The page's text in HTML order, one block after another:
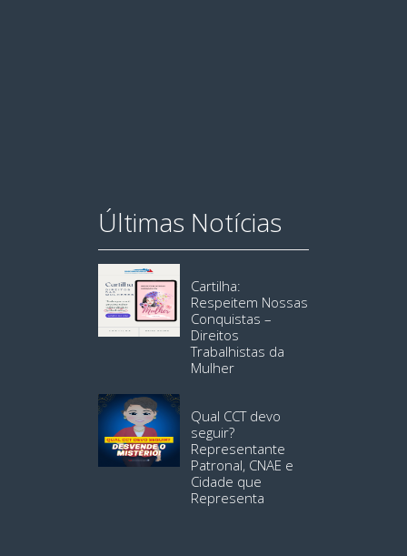
Últimas Notícias
Cartilha:
Respeitem Nossas
Conquistas –
Direitos
Trabalhistas da
Mulher
Qual CCT devo
seguir?
Representante
Patronal, CNAE e
Cidade que
Representa